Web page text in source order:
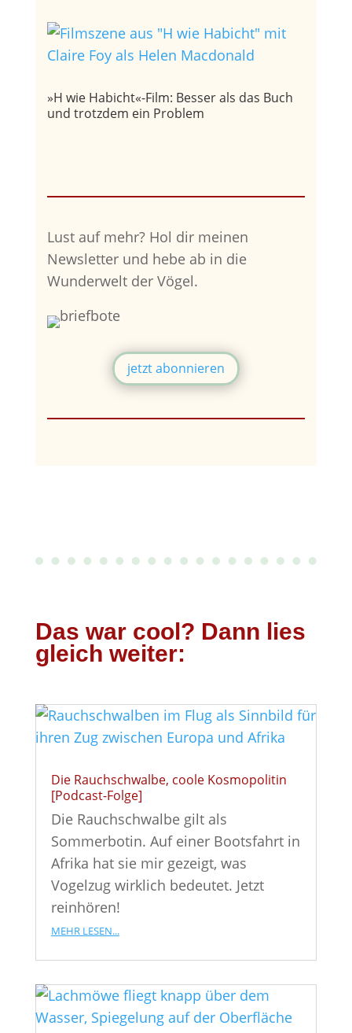
»H wie Habicht«-Film: Besser als das Buch
und trotzdem ein Problem
Lust auf mehr? Hol dir meinen
Newsletter und hebe ab in die
Wunderwelt der Vögel.
jetzt abonnieren
Das war cool? Dann lies
gleich weiter:
Die Rauchschwalbe, coole Kosmopolitin
[Podcast-Folge]
Die Rauchschwalbe gilt als
Sommerbotin. Auf einer Bootsfahrt in
Afrika hat sie mir gezeigt, was
Vogelzug wirklich bedeutet. Jetzt
reinhören!
mehr lesen...